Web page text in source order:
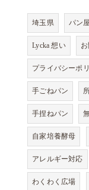
埼玉県 パン屋
Lycka 想い
プライバシーポ
手ごねパン
手捏ねパン
自家培養酵母
アレルギー対応
わくわく広場